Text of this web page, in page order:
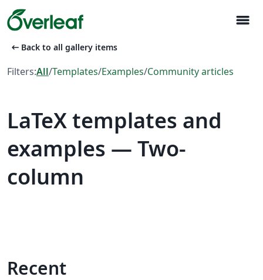
menu
arrow_left_alt Back to all gallery items
Filters:All/Templates/Examples/Community articles
LaTeX templates and
examples — Two-
column
Recent